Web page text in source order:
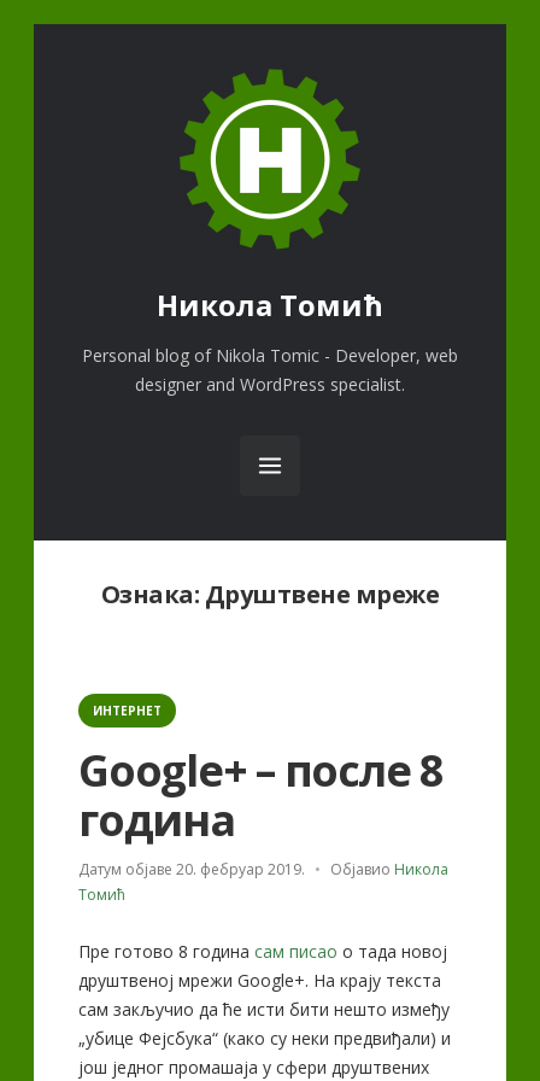
Никола Томић
Personal blog of Nikola Tomic - Developer, web
designer and WordPress specialist.
Ознака: Друштвене мреже
Categories
ИНТЕРНЕТ
Google+ – после 8
година
Датум објаве20. фебруар 2019. Објавио Никола
Томић
Пре готово 8 годинасам писао о тада новој
друштвеној мрежи Google+. На крају текста
сам закључио да ће исти бити нешто између
„убице Фејсбука“ (како су неки предвиђали) и
још једног промашаја у сфери друштвених